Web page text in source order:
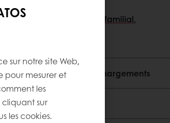
Moelleux) Gâteau familial,
à couches
utilisation et téléchargements
sur notre site Web,
pour mesurer et
les
cliquant sur
les cookies.